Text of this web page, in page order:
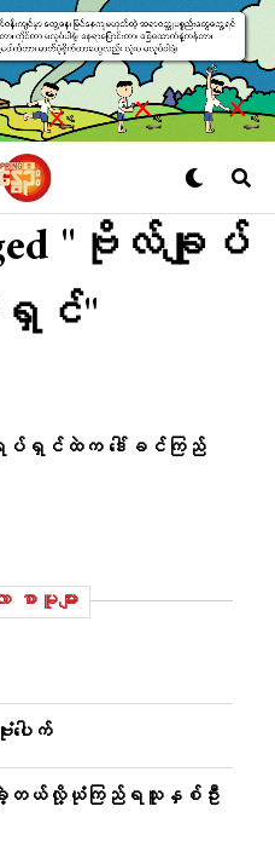
"ဗိုလ်ချုပ်
င်"
ရှင်ထဲက ဒေါ်ခင်ကြည်​
ာမူများ
ေါက်
ယ်လို့ယုံကြည်ရသူနှစ်ဦး